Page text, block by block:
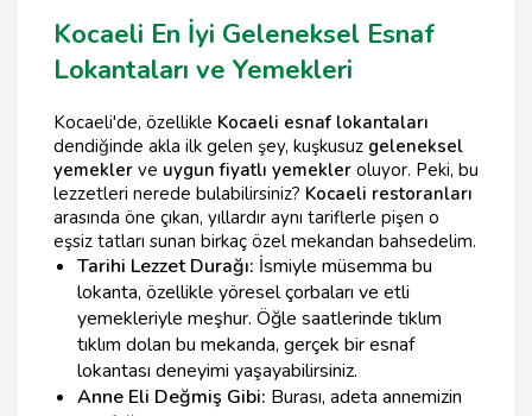
Kocaeli En İyi Geleneksel Esnaf
Lokantaları ve Yemekleri
Kocaeli'de, özellikle Kocaeli esnaf lokantaları
dendiğinde akla ilk gelen şey, kuşkusuz geleneksel
yemekler ve uygun fiyatlı yemekler oluyor. Peki, bu
lezzetleri nerede bulabilirsiniz? Kocaeli restoranları
arasında öne çıkan, yıllardır aynı tariflerle pişen o
eşsiz tatları sunan birkaç özel mekandan bahsedelim.
Tarihi Lezzet Durağı: İsmiyle müsemma bu
lokanta, özellikle yöresel çorbaları ve etli
yemekleriyle meşhur. Öğle saatlerinde tıklım
tıklım dolan bu mekanda, gerçek bir esnaf
lokantası deneyimi yaşayabilirsiniz.
Anne Eli Değmiş Gibi: Burası, adeta annemizin